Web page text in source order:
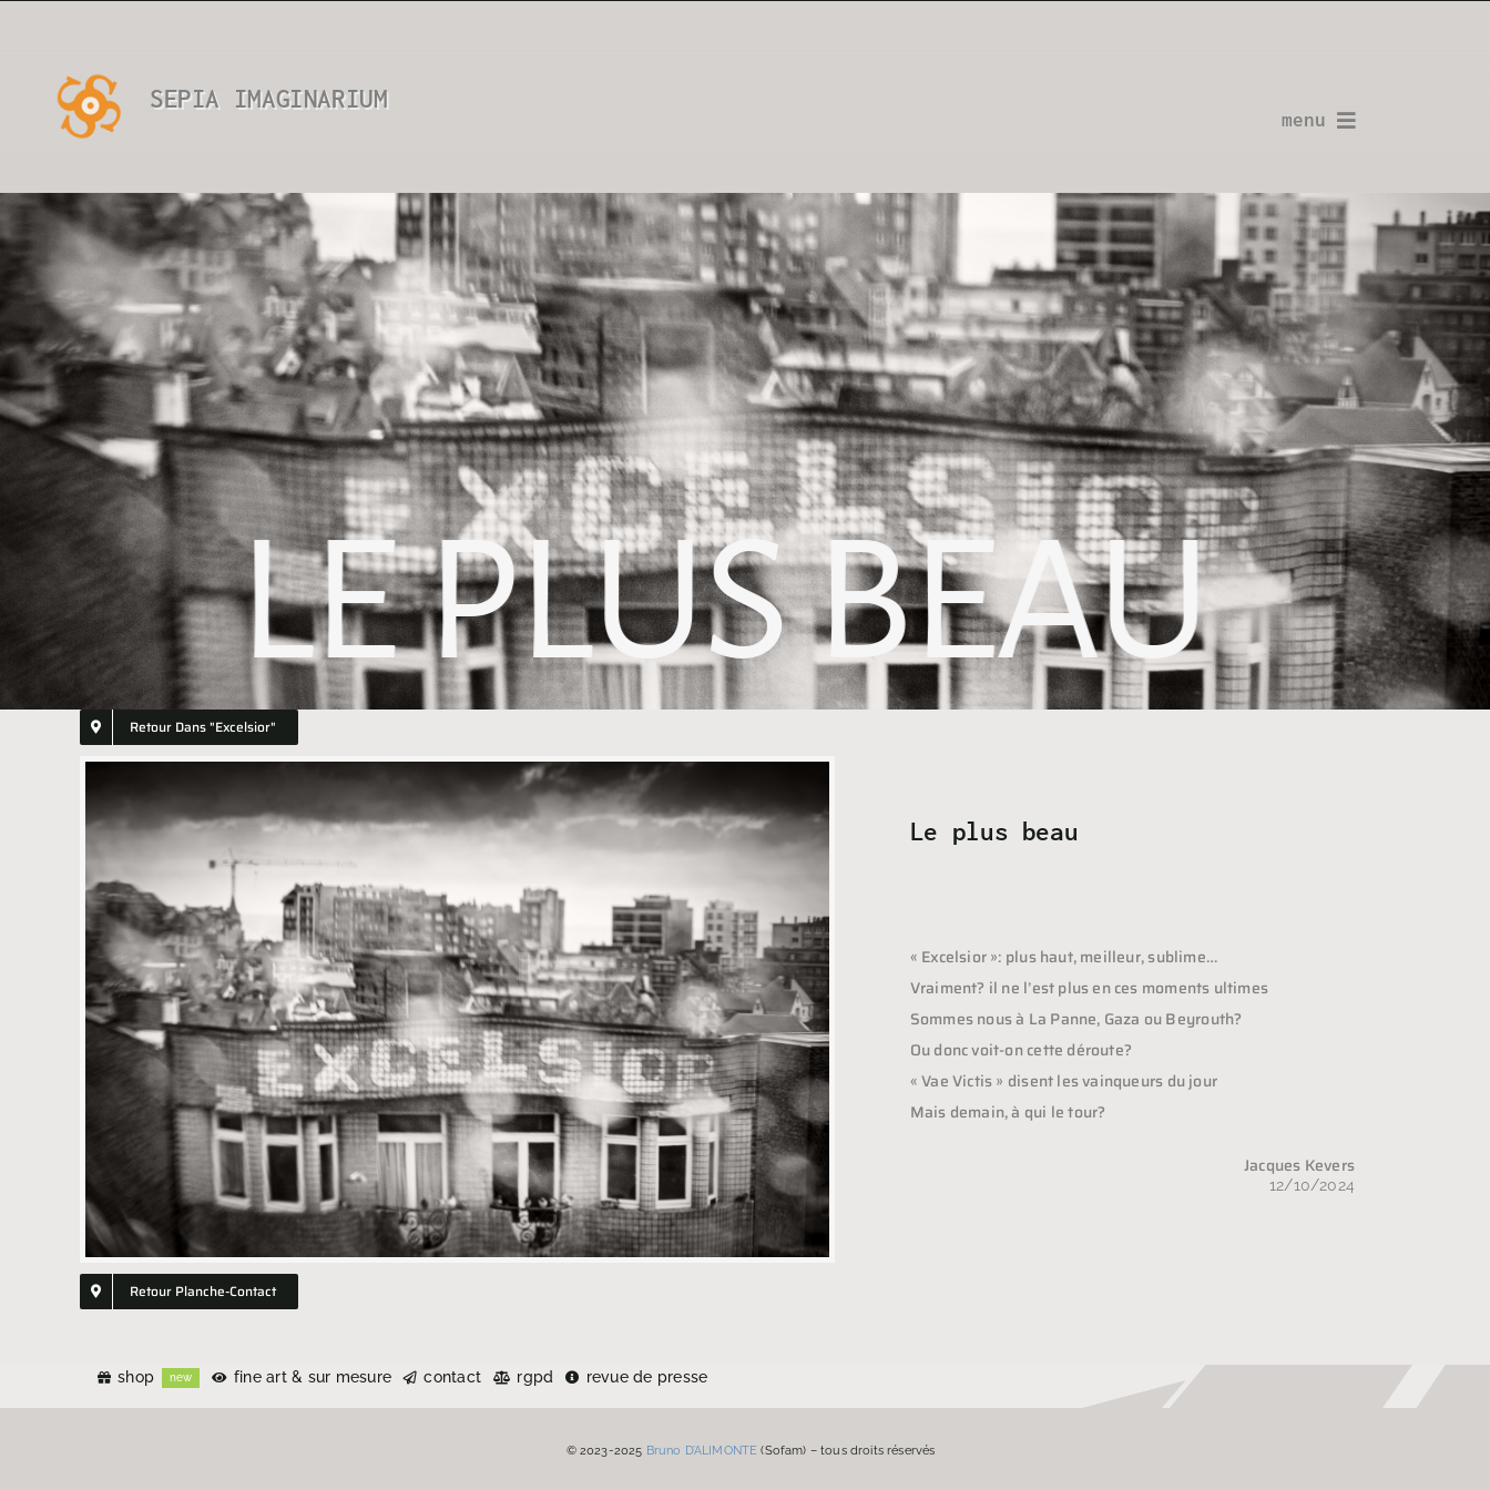
SEPIA IMAGINARIUM
menu
L’Installation de Hannut 09.2024
L’Installation de Bruxelles 12.2023
L’Installation de Mouscron 04.2023
Ateliers & workshops
Contacter l’auteur
Shopping GIFT
LE PLUS BEAU
Retour Dans "excelsior"
Retour Planche-Contact
Le plus beau
« Excelsior »: plus haut, meilleur, sublime…
Vraiment? il ne l’est plus en ces moments ultimes
Sommes nous à La Panne, Gaza ou Beyrouth?
Ou donc voit-on cette déroute?
« Vae Victis » disent les vainqueurs du jour
Mais demain, à qui le tour?
Jacques Kevers
12/10/2024
shop new fine art & sur mesure contact rgpd revue de presse
© 2023-2025 Bruno D’ALIMONTE (Sofam) – tous droits réservés